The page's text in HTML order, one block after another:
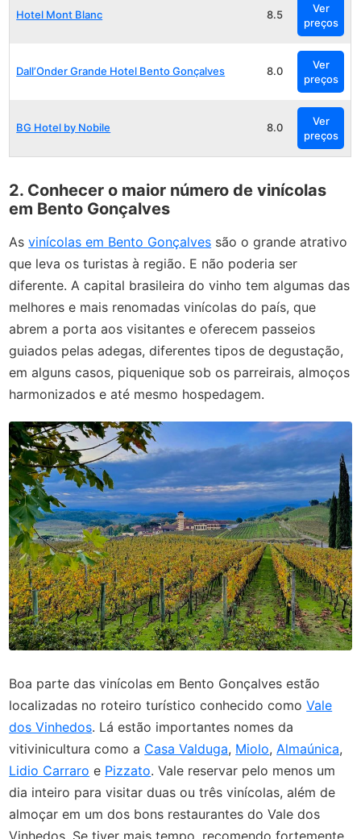
Hotel Mont Blanc 8.5
Ver
preços
Dall’Onder Grande Hotel Bento Gonçalves 8.0
Ver
preços
BG Hotel by Nobile 8.0
Ver
preços
2. Conhecer o maior número de vinícolas
em Bento Gonçalves
Asvinícolas em Bento Gonçalves são o grande atrativo
que leva os turistas à região. E não poderia ser
diferente. A capital brasileira do vinho tem algumas das
melhores e mais renomadas vinícolas do país, que
abrem a porta aos visitantes e oferecem passeios
guiados pelas adegas, diferentes tipos de degustação,
em alguns casos, piquenique sob os parreirais, almoços
harmonizados e até mesmo hospedagem.
Boa parte das vinícolas em Bento Gonçalves estão
localizadas no roteiro turístico conhecido comoVale
dos Vinhedos. Lá estão importantes nomes da
vitivinicultura como a Casa Valduga, Miolo, Almaúnica,
Lidio Carraro e Pizzato. Vale reservar pelo menos um
dia inteiro para visitar duas ou três vinícolas, além de
almoçar em um dos bons restaurantes do Vale dos
Vinhedos. Se tiver mais tempo, recomendo fortemente